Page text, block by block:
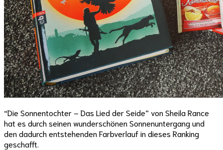
“Die Sonnentochter – Das Lied der Seide” von Sheila Rance
hat es durch seinen wunderschönen Sonnenuntergang und
den dadurch entstehenden Farbverlauf in dieses Ranking
geschafft.